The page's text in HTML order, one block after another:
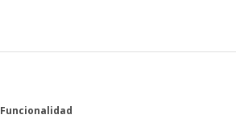
Funcionalidad